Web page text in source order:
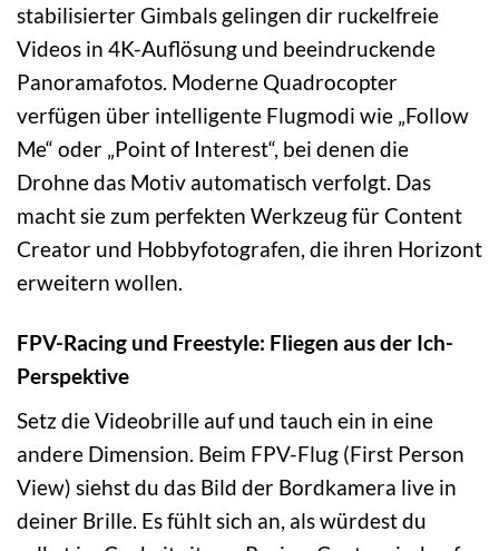
stabilisierter Gimbals gelingen dir ruckelfreie
Videos in 4K-Auflösung und beeindruckende
Panoramafotos. Moderne Quadrocopter
verfügen über intelligente Flugmodi wie „Follow
Me“ oder „Point of Interest“, bei denen die
Drohne das Motiv automatisch verfolgt. Das
macht sie zum perfekten Werkzeug für Content
Creator und Hobbyfotografen, die ihren Horizont
erweitern wollen.
FPV-Racing und Freestyle: Fliegen aus der Ich-
Perspektive
Setz die Videobrille auf und tauch ein in eine
andere Dimension. Beim FPV-Flug (First Person
View) siehst du das Bild der Bordkamera live in
deiner Brille. Es fühlt sich an, als würdest du